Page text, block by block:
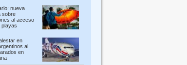
nueva
sobre
al acceso
playas
en
al
en